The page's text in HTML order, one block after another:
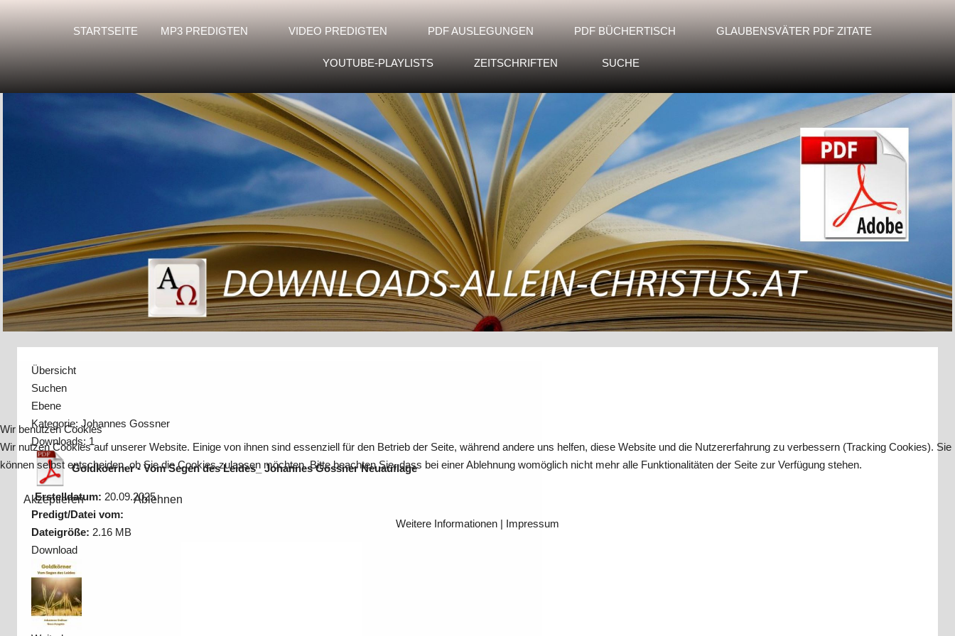
STARTSEITE MP3 PREDIGTEN VIDEO PREDIGTEN PDF AUSLEGUNGEN PDF BÜCHERTISCH GLAUBENSVÄTER PDF ZITATE
YOUTUBE-PLAYLISTS ZEITSCHRIFTEN SUCHE
Übersicht
Suchen
Ebene
Kategorie: Johannes Gossner
Downloads: 1
Goldkoerner - Vom Segen des Leides_ Johannes Gossner Neuauflage
Erstelldatum: 20.09.2025
Predigt/Datei vom:
Dateigröße: 2.16 MB
Download
Wir benutzen Cookies
Wir nutzen Cookies auf unserer Website. Einige von ihnen sind essenziell für den Betrieb der Seite, während andere uns helfen, diese Website und die Nutzererfahrung zu verbessern (Tracking Cookies). Sie
können selbst entscheiden, ob Sie die Cookies zulassen möchten. Bitte beachten Sie, dass bei einer Ablehnung womöglich nicht mehr alle Funktionalitäten der Seite zur Verfügung stehen.
Akzeptieren
Ablehnen
Weitere Informationen | Impressum